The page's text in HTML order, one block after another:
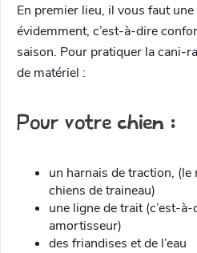
En premier lieu, il vous faut
évidemment, c’est-à-dire
saison. Pour pratiquer la cani-
de matériel :
Pour votre chien :
un harnais de traction, (le
chiens de traineau)
une ligne de trait (c’est-
amortisseur)
des friandises et de l’eau